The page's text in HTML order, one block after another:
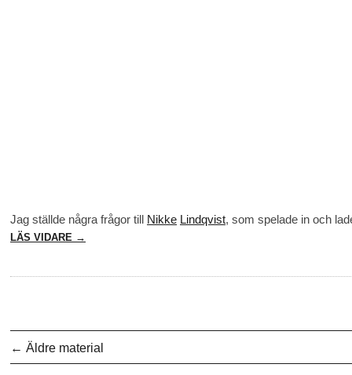
Jag ställde några frågor till Nikke Lindqvist, som spelade in och
LÄS VIDARE →
← Äldre material